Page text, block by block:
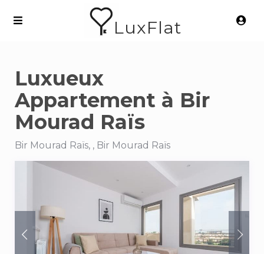
LuxFlat
Luxueux
Appartement à Bir
Mourad Raïs
Bir Mourad Raïs, , Bir Mourad Raïs